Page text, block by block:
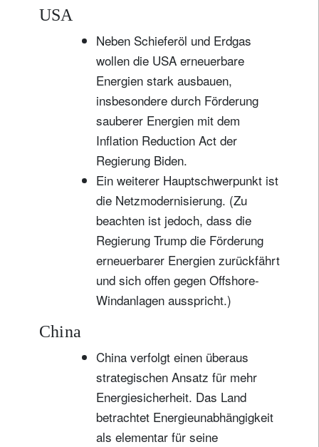
USA
Neben Schieferöl und Erdgas
wollen die USA erneuerbare
Energien stark ausbauen,
insbesondere durch Förderung
sauberer Energien mit dem
Inflation Reduction Act der
Regierung Biden.
Ein weiterer Hauptschwerpunkt ist
die Netzmodernisierung. (Zu
beachten ist jedoch, dass die
Regierung Trump die Förderung
erneuerbarer Energien zurückfährt
und sich offen gegen Offshore-
Windanlagen ausspricht.)
China
China verfolgt einen überaus
strategischen Ansatz für mehr
Energiesicherheit. Das Land
betrachtet Energieunabhängigkeit
als elementar für seine